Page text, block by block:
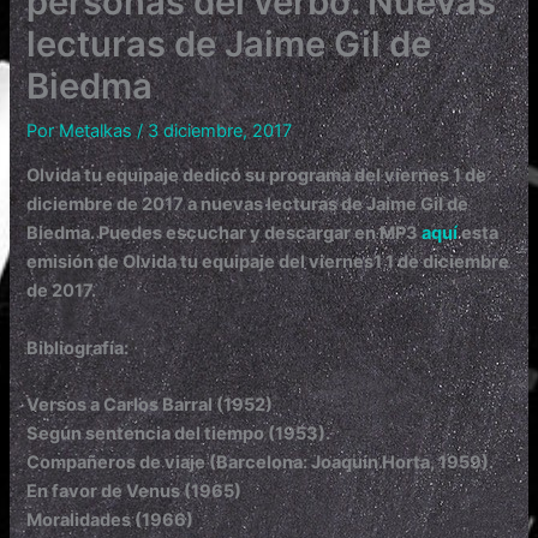
lecturas de Jaime Gil de
Biedma
PorMetalkas/3 diciembre, 2017
Olvida tu equipaje dedicó su programa del viernes 1 de
diciembre de 2017 a nuevas lecturas de Jaime Gil de
Biedma. Puedes escuchar y descargar en MP3aquíesta
emisión de Olvida tu equipaje del viernes1 1 de diciembre
de 2017.
Bibliografía:
Versos a Carlos Barral (1952)
Según sentencia del tiempo (1953).
Compañeros de viaje (Barcelona: Joaquín Horta, 1959).
En favor de Venus (1965)
Moralidades (1966)